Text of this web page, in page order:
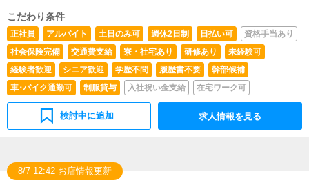
勢力に関係のある方はお断りしております
こだわり条件
正社員 アルバイト 土日のみ可 週休2日制 日払い可
資格手当あり
社会保険完備
交通費支給 寮・社宅あり 研修あり
未経験可
経験者歓迎
シニア歓迎 学歴不問 履歴書不要
幹部候補
車･バイク通勤可
制服貸与 入社祝い金支給 在宅ワーク可
検討中に追加 求人情報を見る
8/7 12:42 お店情報更新